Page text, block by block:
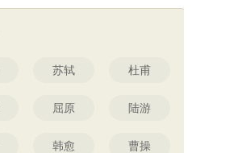
苏轼 杜甫
屈原 陆游
韩愈 曹操